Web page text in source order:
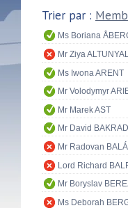
Trier par :
Ms Boriana
Mr Ziya
Ms Iwona ARENT
Mr Volodymyr
Mr Marek AST
Mr David
Mr Radovan
Lord Richard
Mr Boryslav
Ms Deborah